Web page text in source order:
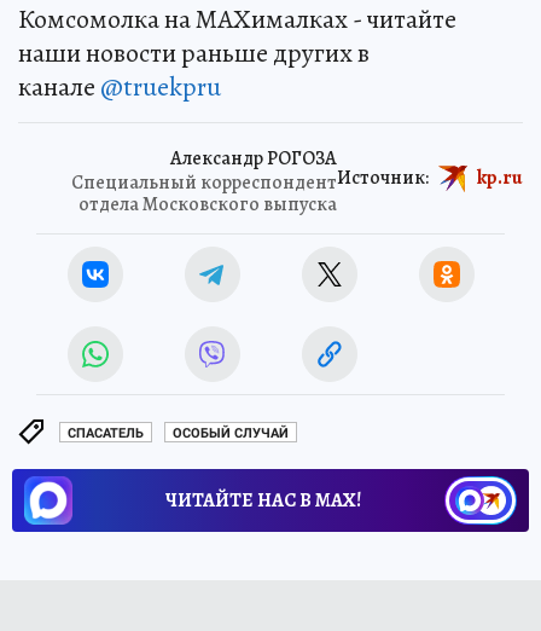
Комсомолка на MAXималках - читайте
наши новости раньше других в
канале @truekpru
Александр РОГОЗА
Специальный корреспондент
отдела Московского выпуска
Источник: kp.ru
СПАСАТЕЛЬ ОСОБЫЙ СЛУЧАЙ
ЧИТАЙТЕ НАС В МАХ!